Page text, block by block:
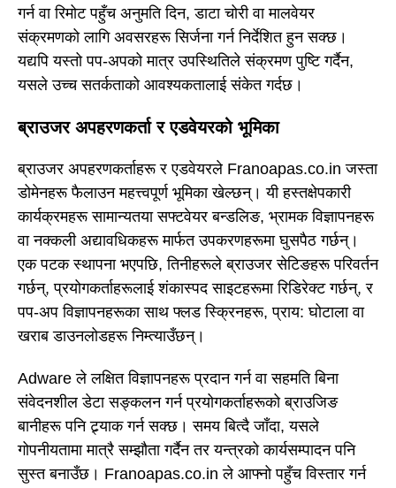
गर्न वा रिमोट पहुँच अनुमति दिन, डाटा चोरी वा मालवेयर
संक्रमणको लागि अवसरहरू सिर्जना गर्न निर्देशित हुन सक्छ।
यद्यपि यस्तो पप-अपको मात्र उपस्थितिले संक्रमण पुष्टि गर्दैन,
यसले उच्च सतर्कताको आवश्यकतालाई संकेत गर्दछ।
ब्राउजर अपहरणकर्ता र एडवेयरको भूमिका
ब्राउजर अपहरणकर्ताहरू र एडवेयरले Franoapas.co.in जस्ता
डोमेनहरू फैलाउन महत्त्वपूर्ण भूमिका खेल्छन्। यी हस्तक्षेपकारी
कार्यक्रमहरू सामान्यतया सफ्टवेयर बन्डलिङ, भ्रामक विज्ञापनहरू
वा नक्कली अद्यावधिकहरू मार्फत उपकरणहरूमा घुसपैठ गर्छन्।
एक पटक स्थापना भएपछि, तिनीहरूले ब्राउजर सेटिङहरू परिवर्तन
गर्छन्, प्रयोगकर्ताहरूलाई शंकास्पद साइटहरूमा रिडिरेक्ट गर्छन्, र
पप-अप विज्ञापनहरूका साथ फ्लड स्क्रिनहरू, प्राय: घोटाला वा
खराब डाउनलोडहरू निम्त्याउँछन्।
Adware ले लक्षित विज्ञापनहरू प्रदान गर्न वा सहमति बिना
संवेदनशील डेटा सङ्कलन गर्न प्रयोगकर्ताहरूको ब्राउजिङ
बानीहरू पनि ट्र्याक गर्न सक्छ। समय बित्दै जाँदा, यसले
गोपनीयतामा मात्रै सम्झौता गर्दैन तर यन्त्रको कार्यसम्पादन पनि
सुस्त बनाउँछ। Franoapas.co.in ले आफ्नो पहुँच विस्तार गर्न